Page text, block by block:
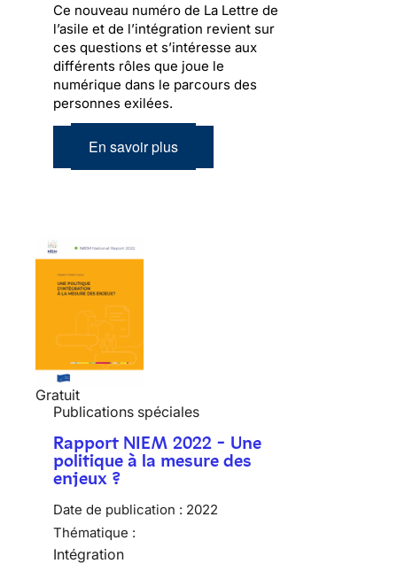
Ce nouveau numéro de La Lettre de
l’asile et de l’intégration revient sur
ces questions et s’intéresse aux
différents rôles que joue le
numérique dans le parcours des
personnes exilées.
En savoir plus
Gratuit
Publications spéciales
Rapport NIEM 2022 - Une
politique à la mesure des
enjeux ?
Date de publication : 2022
Thématique :
Intégration